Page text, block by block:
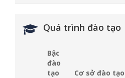
Quá trình đào tạo
Bậc
đào
tạo
Cơ sở đào tạo